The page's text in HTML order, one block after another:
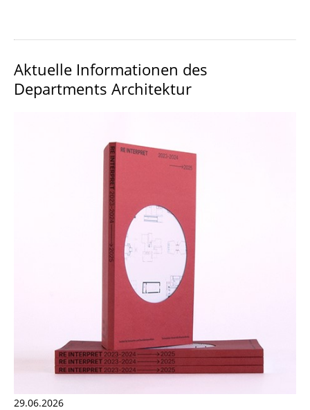
Aktuelle Informationen des
Departments Architektur
29.06.2026